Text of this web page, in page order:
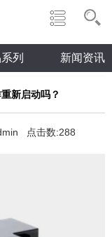
列 新闻资讯
新启动吗？
点击数:288